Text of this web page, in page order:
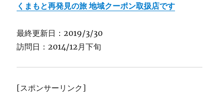
くまもと再発見の旅 地域クーポン取扱店です
最終更新日：2019/3/30
訪問日：2014/12月下旬
[スポンサーリンク]